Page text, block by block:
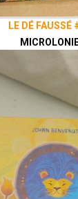
LE DÉ FAUSSÉ